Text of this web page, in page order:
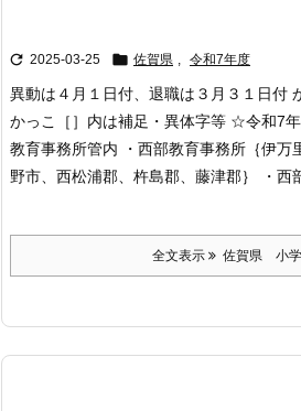
 2025-03-25  佐賀県 , 令和7年度
異動は４月１日付、退職は３月３１日付
かっこ［］内は補足・異体字等 ☆令和
教育事務所管内 ・西部教育事務所｛伊万
野市、西松浦郡、杵島郡、藤津郡｝ ・西
全文表示 佐賀県 小学